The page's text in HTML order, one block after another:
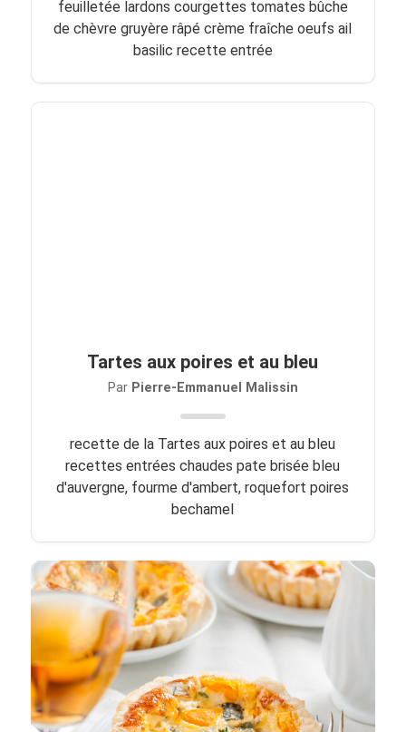
feuilletée lardons courgettes tomates bûche
de chèvre gruyère râpé crème fraîche oeufs ail
basilic recette entrée
Tartes aux poires et au bleu
Par Pierre-Emmanuel Malissin
recette de la Tartes aux poires et au bleu
recettes entrées chaudes pate brisée bleu
d'auvergne, fourme d'ambert, roquefort poires
bechamel